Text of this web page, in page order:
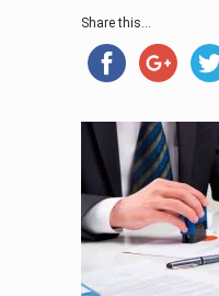
Share this...